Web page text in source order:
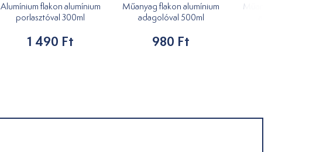
Alumínium flakon alumínium
porlasztóval 300ml
1 490 Ft
Műanyag flakon alumínium
adagolóval 500ml
980 Ft
Műanyag flakon